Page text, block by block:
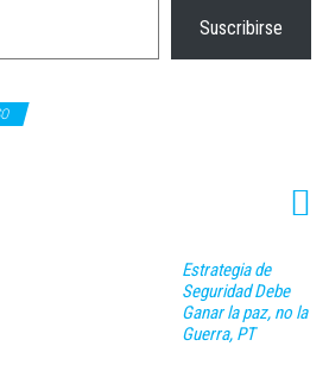
Suscribirse
Estrategia de
Seguridad Debe
Ganar la paz, no la
Guerra, PT